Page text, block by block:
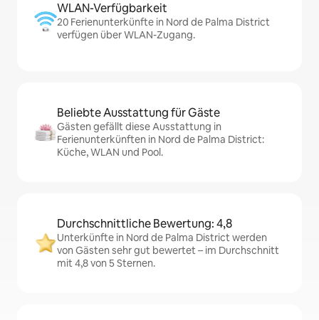
WLAN-Verfügbarkeit
20 Ferienunterkünfte in Nord de Palma District
verfügen über WLAN-Zugang.
Beliebte Ausstattung für Gäste
Gästen gefällt diese Ausstattung in
Ferienunterkünften in Nord de Palma District:
Küche, WLAN und Pool.
Durchschnittliche Bewertung: 4,8
Unterkünfte in Nord de Palma District werden
von Gästen sehr gut bewertet – im Durchschnitt
mit 4,8 von 5 Sternen.